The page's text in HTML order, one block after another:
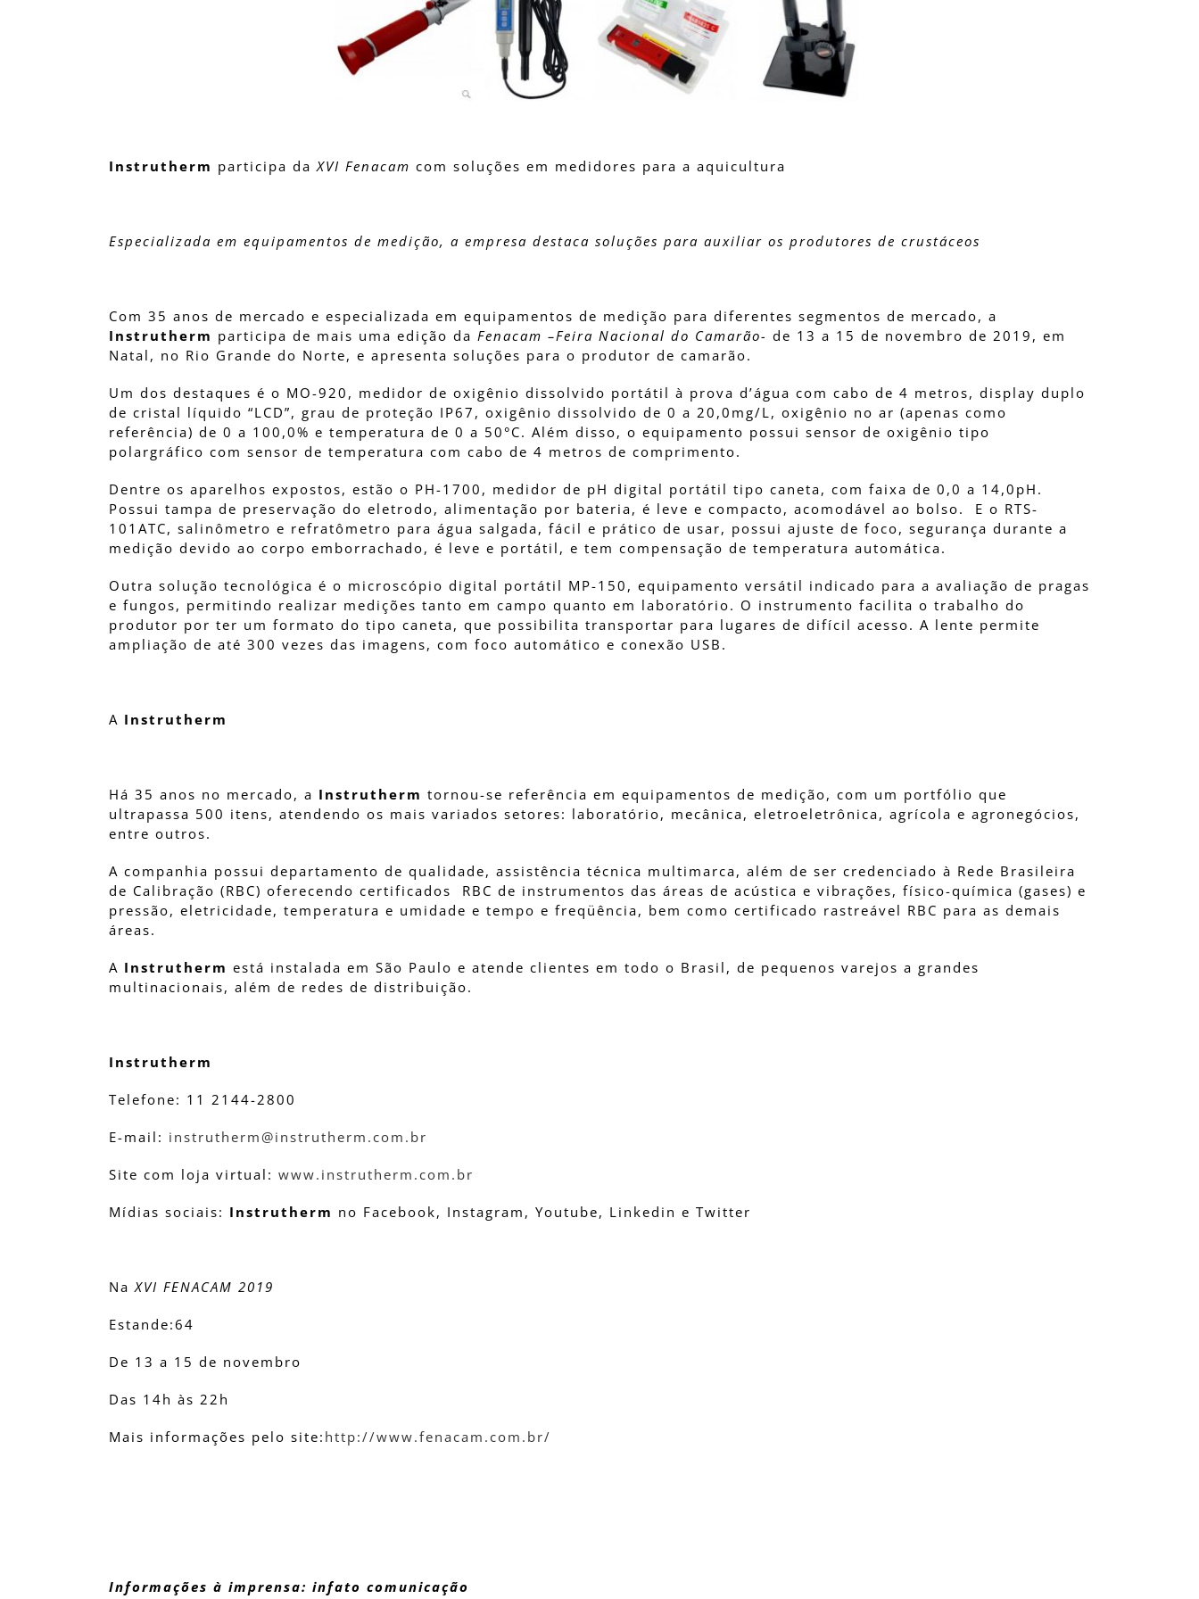
Instrutherm participa daXVI Fenacam com soluções em medidores para a aquicultura
Especializada em equipamentos de medição, a empresa destaca soluções para auxiliar os produtores de crustáceos
Com 35 anos de mercado e especializada em equipamentos de medição para diferentes segmentos de mercado, a
Instrutherm participa de mais uma edição da Fenacam –Feira Nacional do Camarão- de 13 a 15 de novembro de 2019, em
Natal, no Rio Grande do Norte, e apresenta soluções para o produtor de camarão.
Um dos destaques é o MO-920, medidor de oxigênio dissolvido portátil à prova d’água com cabo de 4 metros, display duplo
de cristal líquido “LCD”, grau de proteção IP67, oxigênio dissolvido de 0 a 20,0mg/L, oxigênio no ar (apenas como
referência) de 0 a 100,0% e temperatura de 0 a 50°C. Além disso, o equipamento possui sensor de oxigênio tipo
polargráfico com sensor de temperatura com cabo de 4 metros de comprimento.
Dentre os aparelhos expostos, estão o PH-1700, medidor de pH digital portátil tipo caneta, com faixa de 0,0 a 14,0pH.
Possui tampa de preservação do eletrodo, alimentação por bateria, é leve e compacto, acomodável ao bolso. E o RTS-
101ATC, salinômetro e refratômetro para água salgada, fácil e prático de usar, possui ajuste de foco, segurança durante a
medição devido ao corpo emborrachado, é leve e portátil, e tem compensação de temperatura automática.
Outra solução tecnológica é o microscópio digital portátil MP-150, equipamento versátil indicado para a avaliação de pragas
e fungos, permitindo realizar medições tanto em campo quanto em laboratório. O instrumento facilita o trabalho do
produtor por ter um formato do tipo caneta, que possibilita transportar para lugares de difícil acesso. A lente permite
ampliação de até 300 vezes das imagens, com foco automático e conexão USB.
A Instrutherm
Há 35 anos no mercado, a Instrutherm tornou-se referência em equipamentos de medição, com um portfólio que
ultrapassa 500 itens, atendendo os mais variados setores: laboratório, mecânica, eletroeletrônica, agrícola e agronegócios,
entre outros.
A companhia possui departamento de qualidade, assistência técnica multimarca, além de ser credenciado à Rede Brasileira
de Calibração (RBC) oferecendo certificados RBC de instrumentos das áreas de acústica e vibrações, físico-química (gases) e
pressão, eletricidade, temperatura e umidade e tempo e freqüência, bem como certificado rastreável RBC para as demais
áreas.
A Instrutherm está instalada em São Paulo e atende clientes em todo o Brasil, de pequenos varejos a grandes
multinacionais, além de redes de distribuição.
Instrutherm
Telefone: 11 2144-2800
E-mail: instrutherm@instrutherm.com.br
Site com loja virtual: www.instrutherm.com.br
Mídias sociais: Instrutherm no Facebook, Instagram, Youtube, Linkedin e Twitter
NaXVI FENACAM 2019
Estande:64
De 13 a 15 de novembro
Das 14h às 22h
Mais informações pelo site: http://www.fenacam.com.br/
Informações à imprensa: infato comunicação